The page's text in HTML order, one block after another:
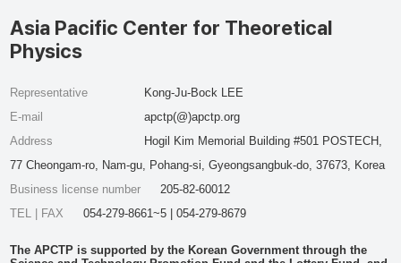
Asia Pacific Center for Theoretical
Physics
Representative
Kong-Ju-Bock LEE
E-mail
apctp(@)apctp.org
Address
Hogil Kim Memorial Building #501 POSTECH,
77 Cheongam-ro, Nam-gu, Pohang-si, Gyeongsangbuk-do, 37673, Korea
Business license number
205-82-60012
TEL | FAX
054-279-8661~5 | 054-279-8679
The APCTP is supported by the Korean Government through the